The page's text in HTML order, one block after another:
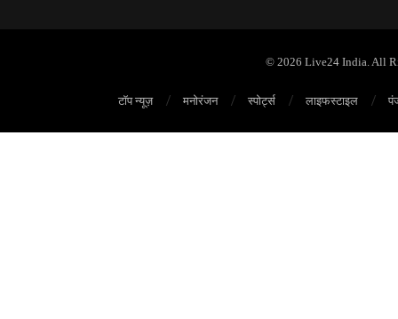
© 2026 Live24 India. All
टॉप न्यूज़ मनोरंजन स्पोर्ट्स लाइफस्टाइल